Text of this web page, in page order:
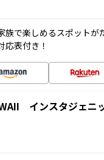
族で楽しめるスポット
応表付き！
インスタジェニ